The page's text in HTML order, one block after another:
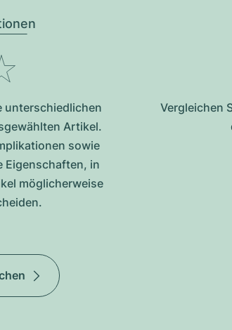
unterschiedlichen
Artikel.
sowie
Eigenschaften, in
möglicherweise
Vergleichen